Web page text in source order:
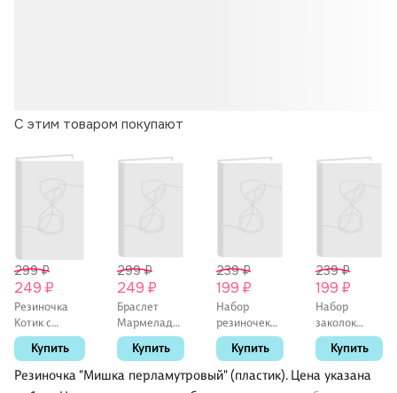
Резиночка "Мишка перламутровый" (пластик). Цена указана
С этим товаром покупают
299 ₽
249 ₽
Резиночка
Котик с
глазками
(черная)
(пластик),
Купить
299 ₽
249 ₽
Браслет
Мармеладные
мишки
(акрил) (12-
09165-B99)
(Lafilaf)
Купить
239 ₽
199 ₽
Набор
резиночек
Капибара
мордочка
(2шт)
(пластик)
Купить
239 ₽
199 ₽
Набор
заколок
Зайчики
перламутровые
(2шт)
(пластик)
Купить